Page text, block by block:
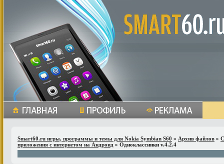
Smart60.ru игры, программы и темы для Nokia Symbian S60 » Архив файлов »
приложения с интернетом на Андроид » Одноклассники v.4.2.4